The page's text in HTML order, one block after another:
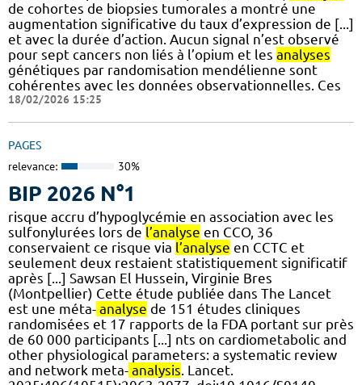
de cohortes de biopsies tumorales a montré une
augmentation significative du taux d’expression de [...]
et avec la durée d’action. Aucun signal n’est observé
pour sept cancers non liés à l’opium et les analyses
génétiques par randomisation mendélienne sont
cohérentes avec les données observationnelles. Ces
18/02/2026 15:25
PAGES
relevance: 30%
BIP 2026 N°1
risque accru d’hypoglycémie en association avec les
sulfonylurées lors de l’analyse en CCO, 36
conservaient ce risque via l’analyse en CCTC et
seulement deux restaient statistiquement significatif
après [...] Sawsan El Hussein, Virginie Bres
(Montpellier) Cette étude publiée dans The Lancet
est une méta- analyse de 151 études cliniques
randomisées et 17 rapports de la FDA portant sur près
de 60 000 participants [...] nts on cardiometabolic and
other physiological parameters: a systematic review
and network meta- analysis . Lancet.